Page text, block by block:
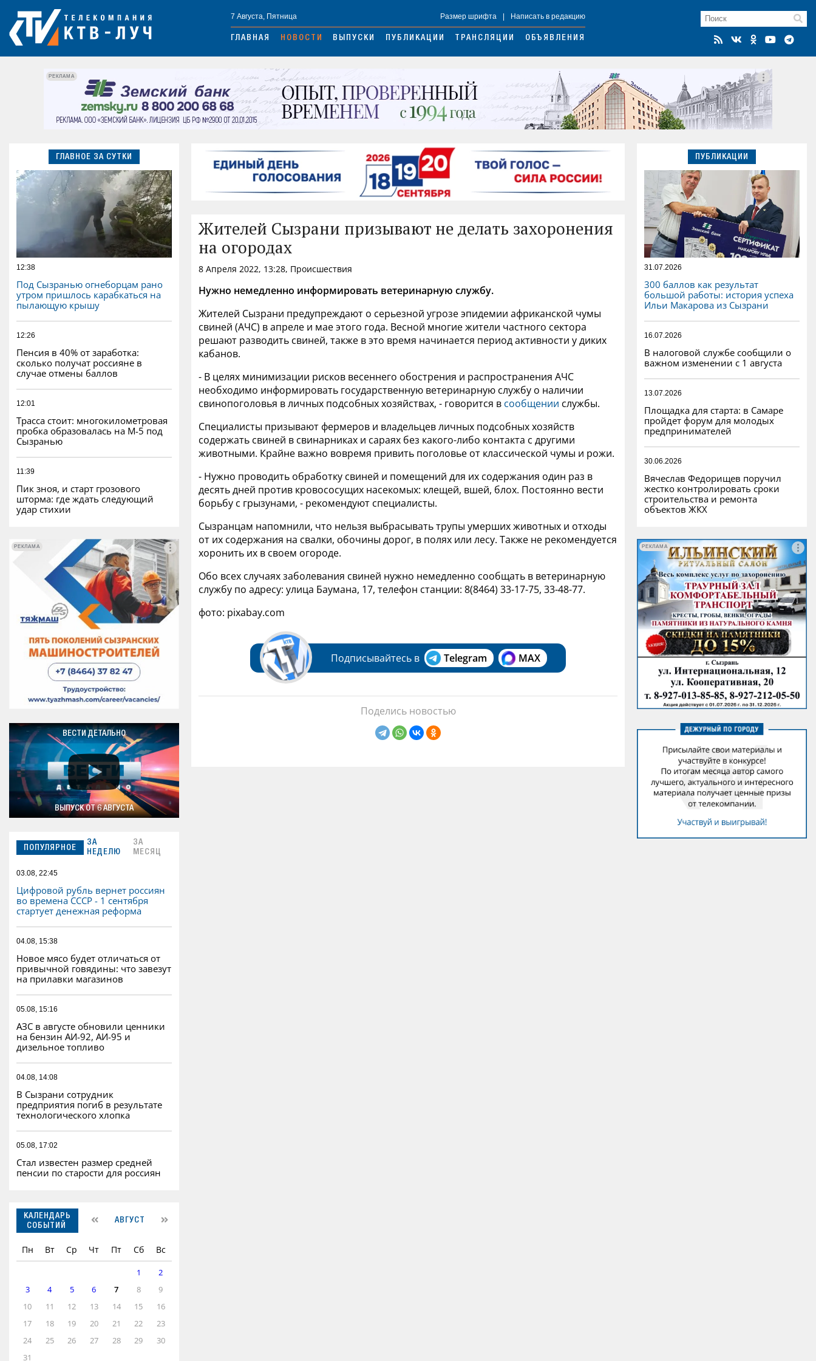
7 Августа, Пятница Размер шрифта Написать в редакцию
ГЛАВНАЯ НОВОСТИ ВЫПУСКИ ПУБЛИКАЦИИ ТРАНСЛЯЦИИ ОБЪЯВЛЕНИЯ
РЕКЛАМА
ГЛАВНОЕ ЗА СУТКИ
12:38
Под Сызранью огнеборцам рано
утром пришлось карабкаться на
пылающую крышу
12:26
Пенсия в 40% от заработка:
сколько получат россияне в
случае отмены баллов
12:01
Трасса стоит: многокилометровая
пробка образовалась на М-5 под
Сызранью
11:39
Пик зноя, и старт грозового
шторма: где ждать следующий
удар стихии
РЕКЛАМА РЕКЛАМА
ВЕСТИ ДЕТАЛЬНО
ВЫПУСК ОТ 6 АВГУСТА
ПОПУЛЯРНОЕ
ЗА
НЕДЕЛЮ
ЗА
МЕСЯЦ
03.08, 22:45
Цифровой рубль вернет россиян
во времена СССР - 1 сентября
стартует денежная реформа
04.08, 15:38
Новое мясо будет отличаться от
привычной говядины: что завезут
на прилавки магазинов
05.08, 15:16
АЗС в августе обновили ценники
на бензин АИ-92, АИ-95 и
дизельное топливо
04.08, 14:08
В Сызрани сотрудник
предприятия погиб в результате
технологического хлопка
05.08, 17:02
Стал известен размер средней
пенсии по старости для россиян
КАЛЕНДАРЬ
СОБЫТИЙ
АВГУСТ
Пн Вт Ср Чт Пт Сб Вс
1
2
3
4 5 6 7 8
9
10
11 12 13 14 15
16
17
18 19 20 21 22
23
24
25 26 27 28 29
30
31
Жителей Сызрани призывают не делать захоронения
на огородах
8 Апреля 2022, 13:28, Происшествия
Нужно немедленно информировать ветеринарную службу.
Жителей Сызрани предупреждают о серьезной угрозе эпидемии африканской чумы
свиней (АЧС) в апреле и мае этого года. Весной многие жители частного сектора
решают разводить свиней, также в это время начинается период активности у диких
кабанов.
- В целях минимизации рисков весеннего обострения и распространения АЧС
необходимо информировать государственную ветеринарную службу о наличии
свинопоголовья в личных подсобных хозяйствах, - говорится в сообщении службы.
Специалисты призывают фермеров и владельцев личных подсобных хозяйств
содержать свиней в свинарниках и сараях без какого-либо контакта с другими
животными. Крайне важно вовремя привить поголовье от классической чумы и рожи.
- Нужно проводить обработку свиней и помещений для их содержания один раз в
десять дней против кровососущих насекомых: клещей, вшей, блох. Постоянно вести
борьбу с грызунами, - рекомендуют специалисты.
Сызранцам напомнили, что нельзя выбрасывать трупы умерших животных и отходы
от их содержания на свалки, обочины дорог, в полях или лесу. Также не рекомендуется
хоронить их в своем огороде.
Обо всех случаях заболевания свиней нужно немедленно сообщать в ветеринарную
службу по адресу: улица Баумана, 17, телефон станции: 8(8464) 33-17-75, 33-48-77.
фото: pixabay.com
Подписывайтесь в Telegram MAX
Поделись новостью
ПУБЛИКАЦИИ
31.07.2026
300 баллов как результат
большой работы: история успеха
Ильи Макарова из Сызрани
16.07.2026
В налоговой службе сообщили о
важном изменении с 1 августа
13.07.2026
Площадка для старта: в Самаре
пройдет форум для молодых
предпринимателей
30.06.2026
Вячеслав Федорищев поручил
жестко контролировать сроки
строительства и ремонта
объектов ЖКХ
РЕКЛАМА